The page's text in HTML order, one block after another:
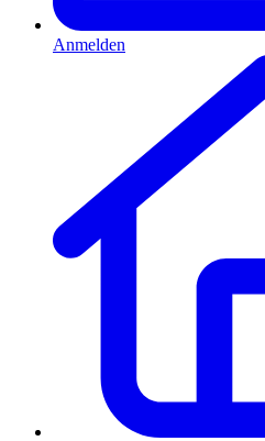
Anmelden